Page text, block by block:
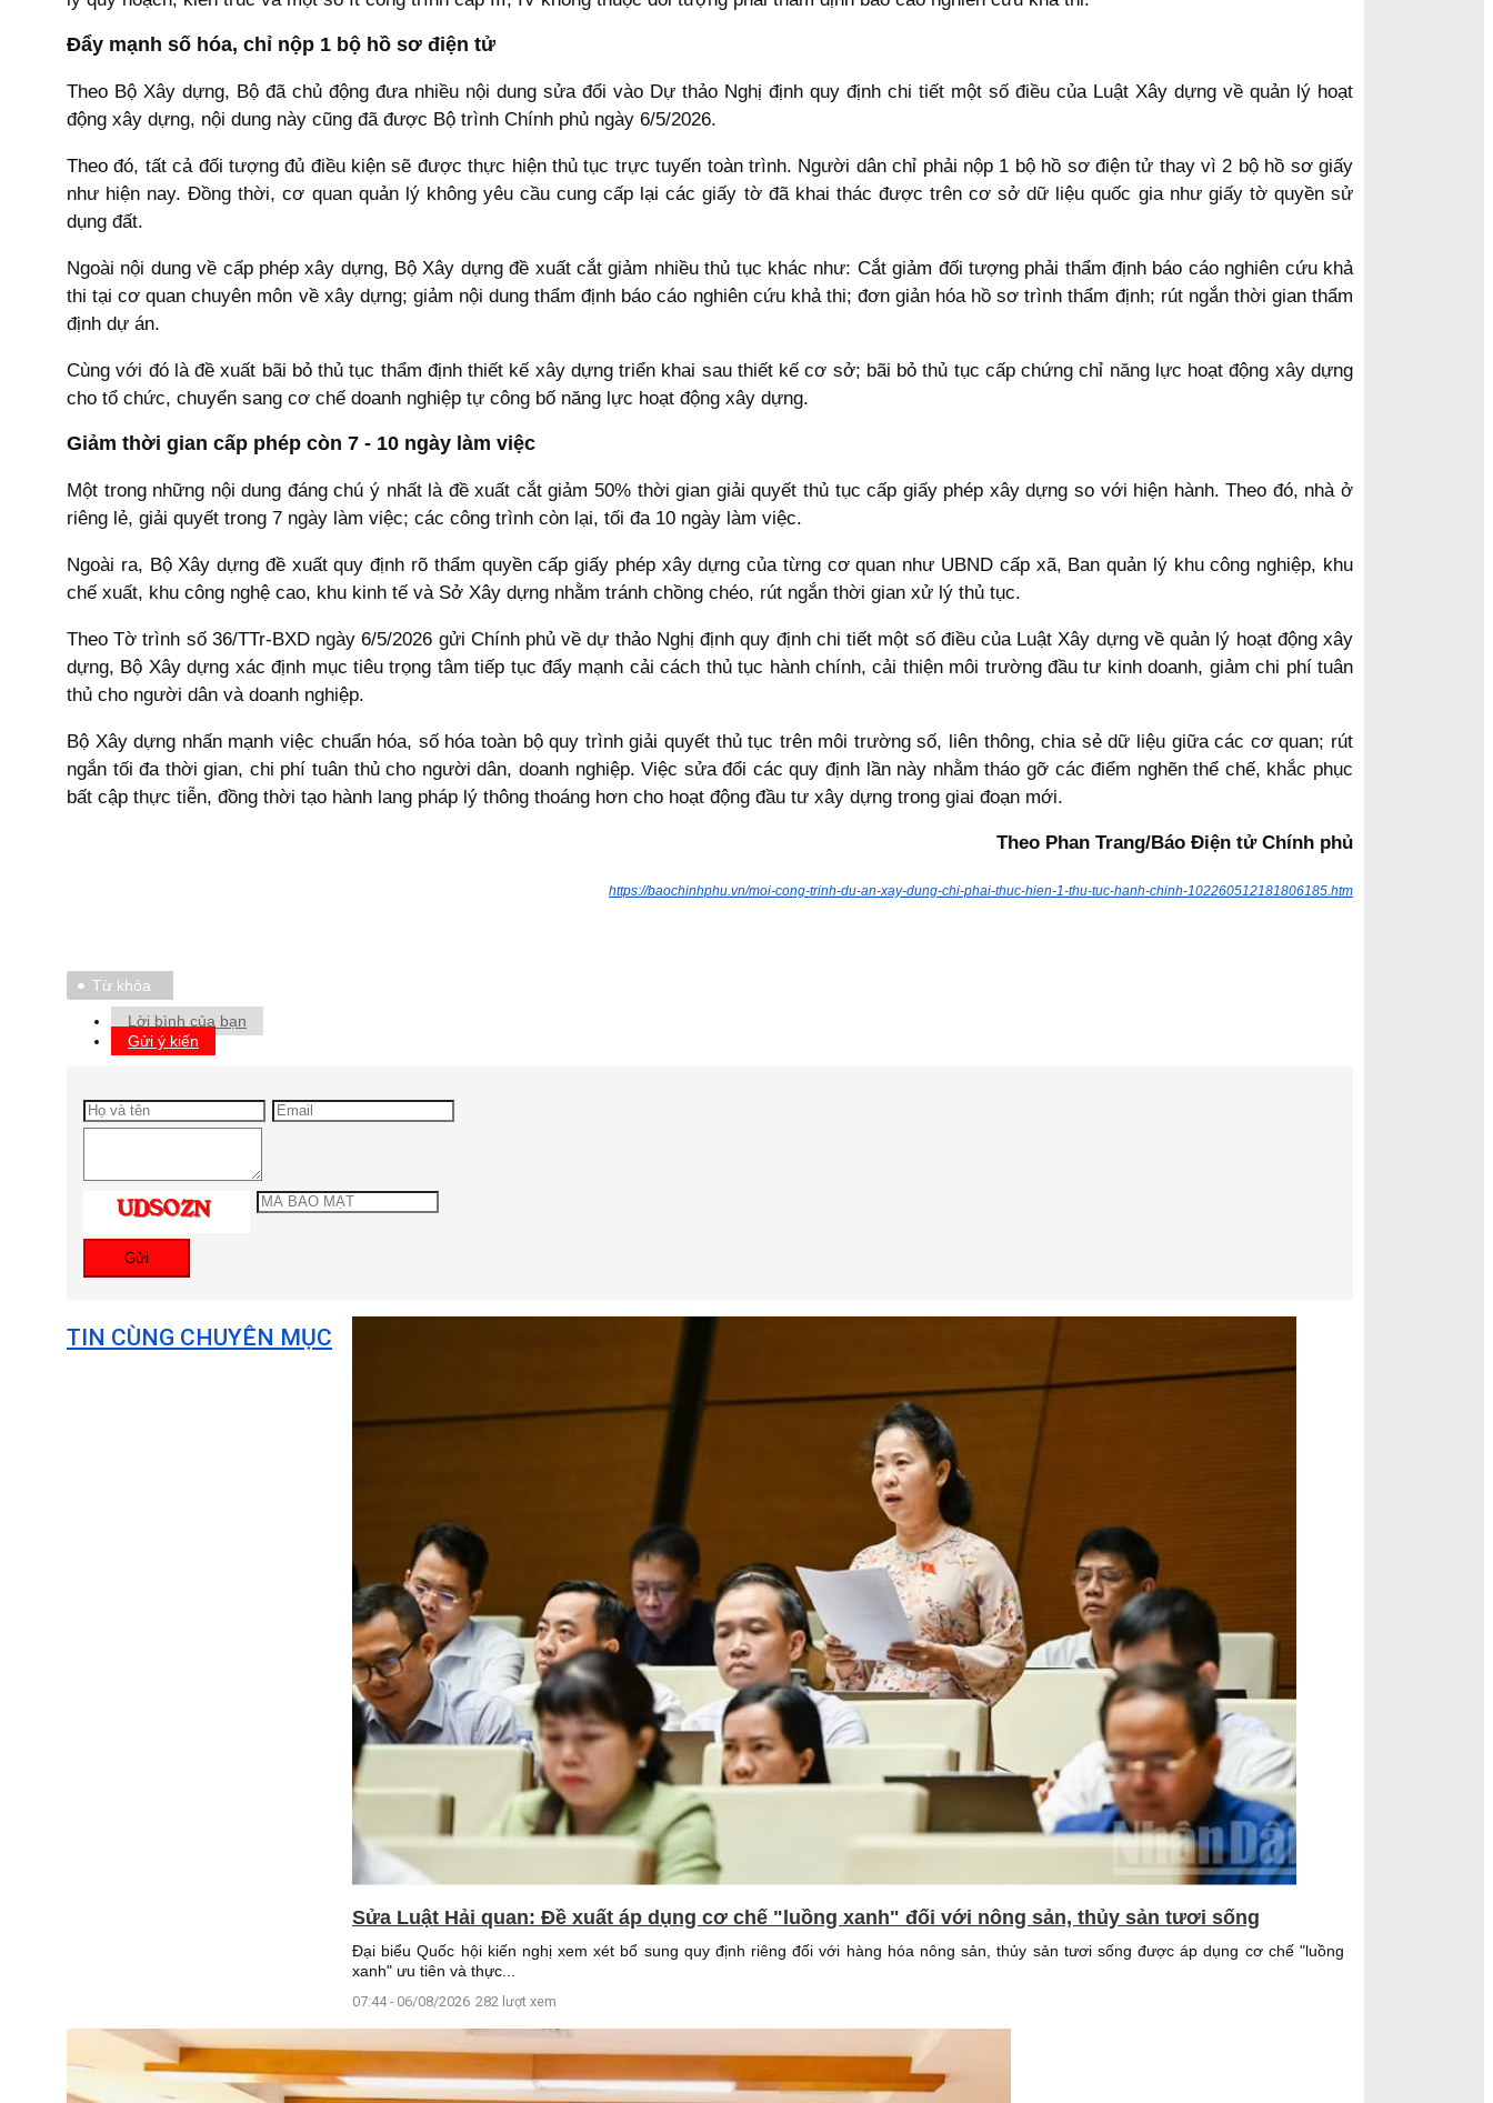
Đẩy mạnh số hóa, chỉ nộp 1 bộ hồ sơ điện tử
Theo Bộ Xây dựng, Bộ đã chủ động đưa nhiều nội dung sửa đổi vào Dự thảo Nghị định quy định chi tiết một số điều của Luật Xây dựng về quản lý hoạt
động xây dựng, nội dung này cũng đã được Bộ trình Chính phủ ngày 6/5/2026.
Theo đó, tất cả đối tượng đủ điều kiện sẽ được thực hiện thủ tục trực tuyến toàn trình. Người dân chỉ phải nộp 1 bộ hồ sơ điện tử thay vì 2 bộ hồ sơ giấy
như hiện nay. Đồng thời, cơ quan quản lý không yêu cầu cung cấp lại các giấy tờ đã khai thác được trên cơ sở dữ liệu quốc gia như giấy tờ quyền sử
dụng đất.
Ngoài nội dung về cấp phép xây dựng, Bộ Xây dựng đề xuất cắt giảm nhiều thủ tục khác như: Cắt giảm đối tượng phải thẩm định báo cáo nghiên cứu khả
thi tại cơ quan chuyên môn về xây dựng; giảm nội dung thẩm định báo cáo nghiên cứu khả thi; đơn giản hóa hồ sơ trình thẩm định; rút ngắn thời gian thẩm
định dự án.
Cùng với đó là đề xuất bãi bỏ thủ tục thẩm định thiết kế xây dựng triển khai sau thiết kế cơ sở; bãi bỏ thủ tục cấp chứng chỉ năng lực hoạt động xây dựng
cho tổ chức, chuyển sang cơ chế doanh nghiệp tự công bố năng lực hoạt động xây dựng.
Giảm thời gian cấp phép còn 7 - 10 ngày làm việc
Một trong những nội dung đáng chú ý nhất là đề xuất cắt giảm 50% thời gian giải quyết thủ tục cấp giấy phép xây dựng so với hiện hành. Theo đó, nhà ở
riêng lẻ, giải quyết trong 7 ngày làm việc; các công trình còn lại, tối đa 10 ngày làm việc.
Ngoài ra, Bộ Xây dựng đề xuất quy định rõ thẩm quyền cấp giấy phép xây dựng của từng cơ quan như UBND cấp xã, Ban quản lý khu công nghiệp, khu
chế xuất, khu công nghệ cao, khu kinh tế và Sở Xây dựng nhằm tránh chồng chéo, rút ngắn thời gian xử lý thủ tục.
Theo Tờ trình số 36/TTr-BXD ngày 6/5/2026 gửi Chính phủ về dự thảo Nghị định quy định chi tiết một số điều của Luật Xây dựng về quản lý hoạt động xây
dựng, Bộ Xây dựng xác định mục tiêu trọng tâm tiếp tục đẩy mạnh cải cách thủ tục hành chính, cải thiện môi trường đầu tư kinh doanh, giảm chi phí tuân
thủ cho người dân và doanh nghiệp.
Bộ Xây dựng nhấn mạnh việc chuẩn hóa, số hóa toàn bộ quy trình giải quyết thủ tục trên môi trường số, liên thông, chia sẻ dữ liệu giữa các cơ quan; rút
ngắn tối đa thời gian, chi phí tuân thủ cho người dân, doanh nghiệp. Việc sửa đổi các quy định lần này nhằm tháo gỡ các điểm nghẽn thể chế, khắc phục
bất cập thực tiễn, đồng thời tạo hành lang pháp lý thông thoáng hơn cho hoạt động đầu tư xây dựng trong giai đoạn mới.
Theo Phan Trang/Báo Điện tử Chính phủ
https://baochinhphu.vn/moi-cong-trinh-du-an-xay-dung-chi-phai-thuc-hien-1-thu-tuc-hanh-chinh-102260512181806185.htm
Từ khóa
Lời bình của bạn
Gửi ý kiến
Gửi
TIN CÙNG CHUYÊN MỤC
Sửa Luật Hải quan: Đề xuất áp dụng cơ chế "luồng xanh" đối với nông sản, thủy sản tươi sống
Đại biểu Quốc hội kiến nghị xem xét bổ sung quy định riêng đối với hàng hóa nông sản, thủy sản tươi sống được áp dụng cơ chế "luồng
xanh" ưu tiên và thực...
07:44 - 06/08/2026 282 lượt xem